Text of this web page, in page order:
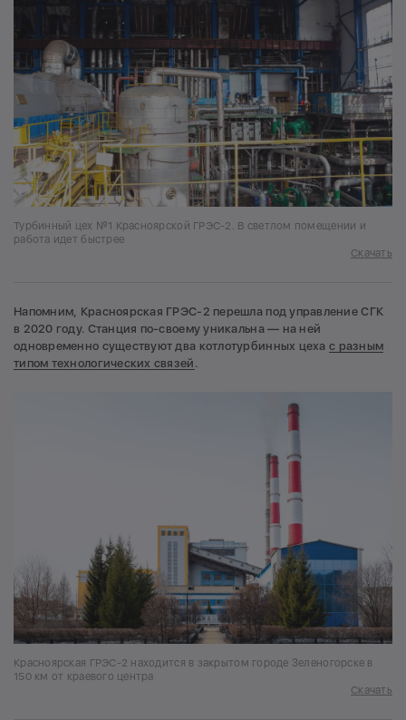
Турбинный цех №1 Красноярской ГРЭС-2. В светлом помещении и
работа идет быстрее
Скачать
Напомним, Красноярская ГРЭС-2 перешла под управление СГК
в 2020 году. Станция по-своему уникальна — на ней
одновременно существуют два котлотурбинных цеха с разным
типом технологических связей .
Красноярская ГРЭС-2 находится в закрытом городе Зеленогорске в
150 км от краевого центра
Скачать